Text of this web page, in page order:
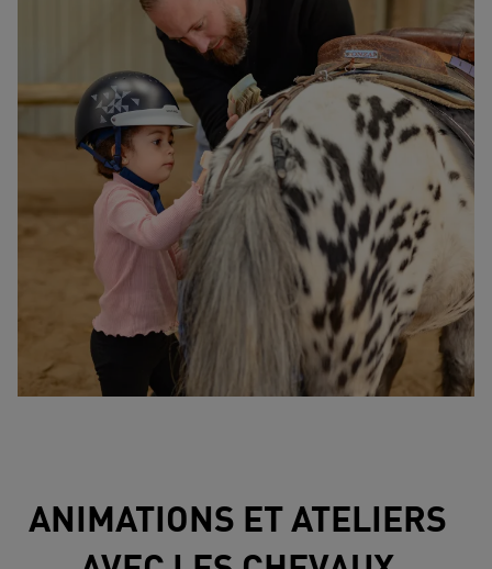
ANIMATIONS ET ATELIERS